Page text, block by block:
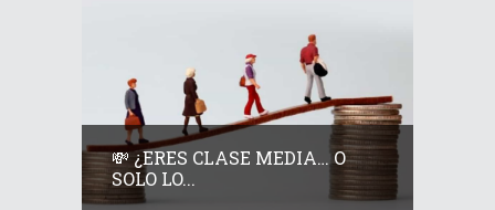
💸 ¿ERES CLASE MEDIA… O
SOLO LO...